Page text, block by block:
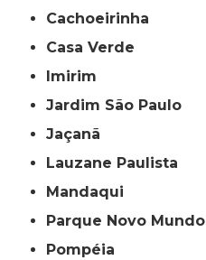
Cachoeirinha
Casa Verde
Imirim
Jardim São Paulo
Jaçanã
Lauzane Paulista
Mandaqui
Parque Novo Mundo
Pompéia